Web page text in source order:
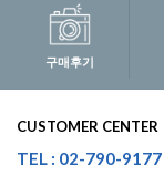
구매후기
CUSTOMER CENTER
TEL : 02-790-9177